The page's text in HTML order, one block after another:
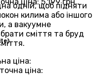
ціна: 5,199 грн..
ціна:
ціна:
одній, щоб підняти
килима або іншого
а вакуумне
сміття та бруд